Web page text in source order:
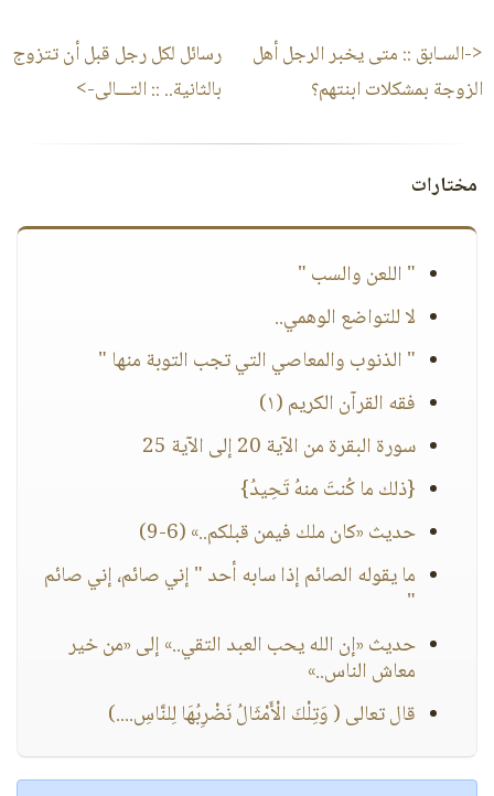
<-السـابق :: متى يخبر الرجل أهل
الزوجة بمشكلات ابنتهم؟
رسائل لكل رجل قبل أن تتزوج
بالثانية.. :: التـــالى->
مختارات
" اللعن والسب "
لا للتواضع الوهمي..
" الذنوب والمعاصي التي تجب التوبة منها "
فقه القرآن الكريم (١)
سورة البقرة من الآية 20 إلى الآية 25
{ذلك ما كُنتَ منهُ تَحِيدُ}
حديث «كان ملك فيمن قبلكم..» (6-9)
ما يقوله الصائم إذا سابه أحد " إني صائم، إني صائم
"
حديث «إن الله يحب العبد التقي..» إلى «من خير
معاش الناس..»
قال تعالى ( وَتِلْكَ الْأَمْثَالُ نَضْرِبُهَا لِلنَّاسِ....)